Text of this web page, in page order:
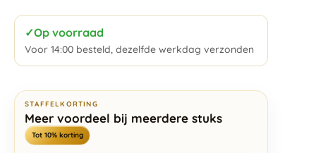
✓Op voorraad
Voor 14:00 besteld, dezelfde werkdag verzonden
STAFFELKORTING
Meer voordeel bij meerdere stuks
Tot 10% korting